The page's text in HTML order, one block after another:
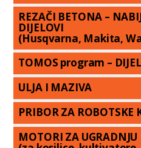
REZAČI BETONA –
DIJELOVI
(Husqvarna, Makita,
TOMOS program –
ULJA I MAZIVA
PRIBOR ZA ROBOTSKE
MOTORI ZA UGRADNJU